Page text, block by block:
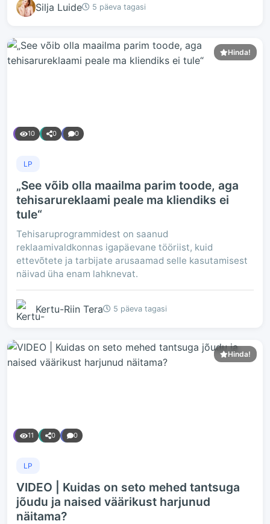
Silja Luide 5 päeva tagasi
Hinda!
10 0 0
LP
„See võib olla maailma parim toode, aga
tehisarureklaami peale ma kliendiks ei
tule“
Tehisaruprogrammidest on saanud
reklaamivaldkonnas igapäevane tööriist, kuid
ettevõtete ja tarbijate arusaamad selle kasutamisest
näivad üha enam lahknevat.
Kertu-Riin Tera 5 päeva tagasi
Hinda!
11 0 0
LP
VIDEO | Kuidas on seto mehed tantsuga
jõudu ja naised väärikust harjunud
näitama?